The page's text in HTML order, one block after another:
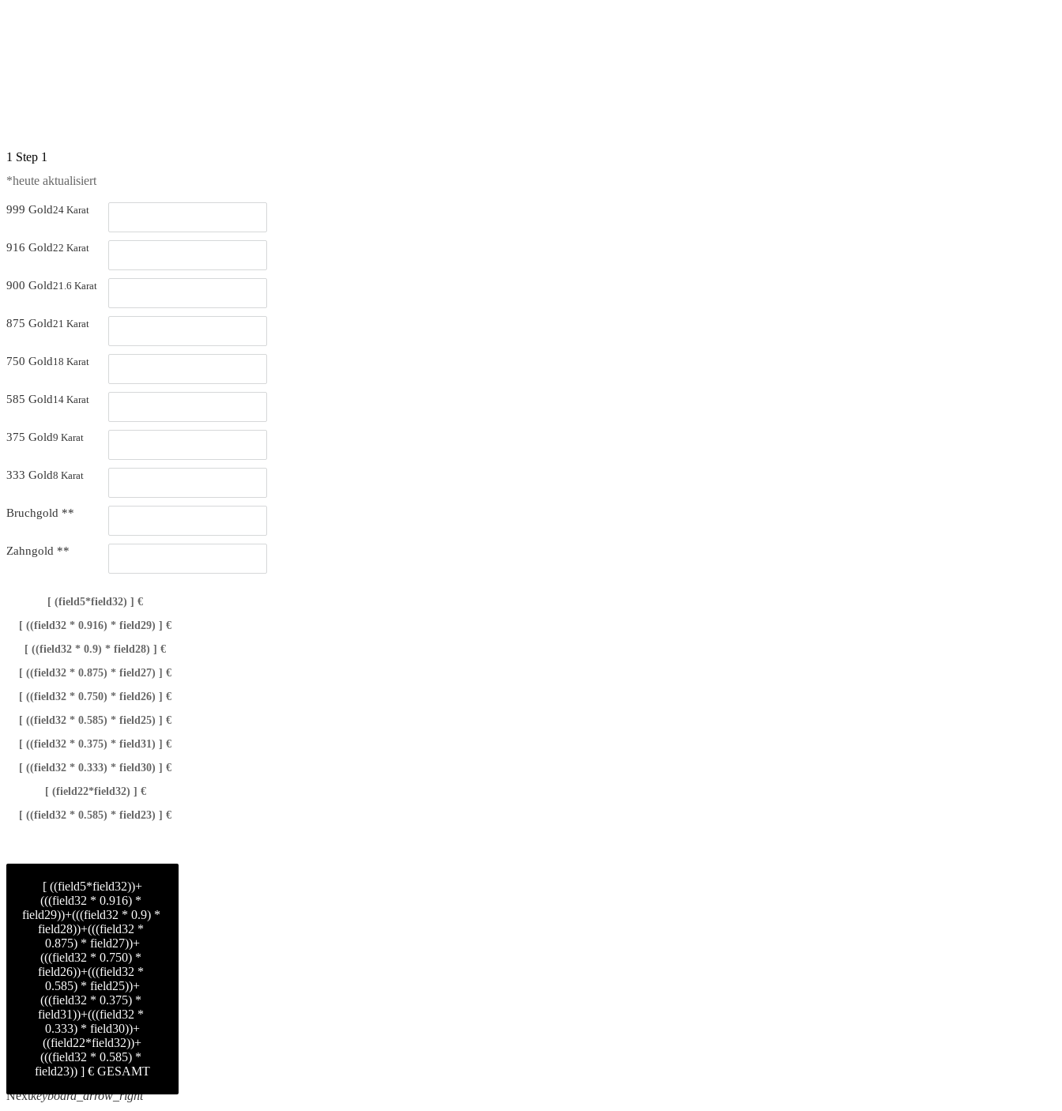
1 Step 1
*heute aktualisiert
999 Gold24 Karat
916 Gold22 Karat
900 Gold21.6 Karat
875 Gold21 Karat
750 Gold18 Karat
585 Gold14 Karat
375 Gold9 Karat
333 Gold8 Karat
Bruchgold **
Zahngold **
[ (field5*field32) ] €
[ ((field32 * 0.916) * field29) ] €
[ ((field32 * 0.9) * field28) ] €
[ ((field32 * 0.875) * field27) ] €
[ ((field32 * 0.750) * field26) ] €
[ ((field32 * 0.585) * field25) ] €
[ ((field32 * 0.375) * field31) ] €
[ ((field32 * 0.333) * field30) ] €
[ (field22*field32) ] €
[ ((field32 * 0.585) * field23) ] €
[ ((field5*field32))+
(((field32 * 0.916) *
field29))+(((field32 * 0.9) *
field28))+(((field32 *
0.875) * field27))+
(((field32 * 0.750) *
field26))+(((field32 *
0.585) * field25))+
(((field32 * 0.375) *
field31))+(((field32 *
0.333) * field30))+
((field22*field32))+
(((field32 * 0.585) *
field23)) ] € GESAMT
keyboard_arrow_left
Nextkeyboard_arrow_right